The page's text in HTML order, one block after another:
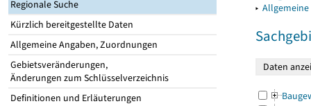
Regionale Suche
Kürzlich bereitgestellte Daten
Allgemeine Angaben, Zuordnungen
Gebietsveränderungen,
Änderungen zum Schlüsselverzeichnis
Definitionen und Erläuterungen
▸